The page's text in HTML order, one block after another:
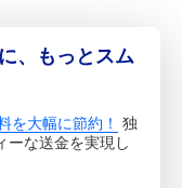
、もっとスム
を大幅に節約！ 独
ーな送金を実現し